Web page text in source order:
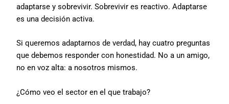
adaptarse y sobrevivir. Sobrevivir es reactivo. Adaptarse
es una decisión activa.
Si queremos adaptarnos de verdad, hay cuatro preguntas
que debemos responder con honestidad. No a un amigo,
no en voz alta: a nosotros mismos.
¿Cómo veo el sector en el que trabajo?